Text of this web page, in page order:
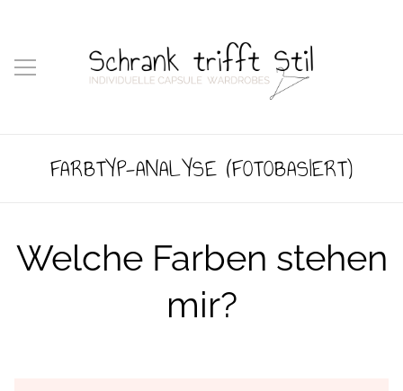
FARBTYP-ANALYSE (FOTOBASIERT)
Welche Farben stehen
mir?